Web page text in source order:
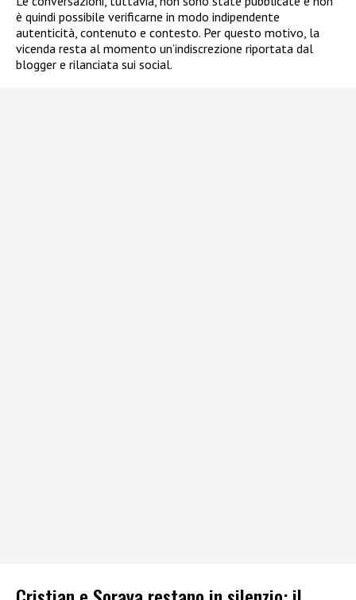
è quindi possibile verificarne in modo indipendente
autenticità, contenuto e contesto. Per questo motivo, la
vicenda resta al momento un’indiscrezione riportata dal
blogger e rilanciata sui social.